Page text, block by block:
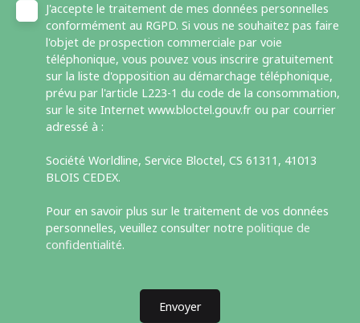
J'accepte le traitement de mes données personnelles
conformément au RGPD. Si vous ne souhaitez pas faire
l'objet de prospection commerciale par voie
téléphonique, vous pouvez vous inscrire gratuitement
sur la liste d'opposition au démarchage téléphonique,
prévu par l'article L223-1 du code de la consommation,
sur le site Internet www.bloctel.gouv.fr ou par courrier
adressé à :
Société Worldline, Service Bloctel, CS 61311, 41013
BLOIS CEDEX.
Pour en savoir plus sur le traitement de vos données
personnelles, veuillez consulter notre politique de
confidentialité.
Envoyer